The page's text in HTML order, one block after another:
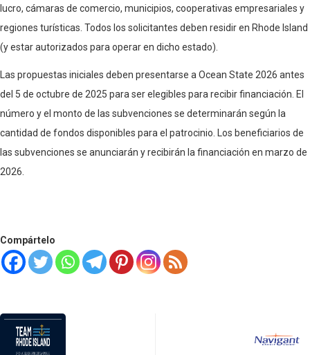
lucro, cámaras de comercio, municipios, cooperativas empresariales y
regiones turísticas. Todos los solicitantes deben residir en Rhode Island
(y estar autorizados para operar en dicho estado).
Las propuestas iniciales deben presentarse a Ocean State 2026 antes
del 5 de octubre de 2025 para ser elegibles para recibir financiación. El
número y el monto de las subvenciones se determinarán según la
cantidad de fondos disponibles para el patrocinio. Los beneficiarios de
las subvenciones se anunciarán y recibirán la financiación en marzo de
2026.
Compártelo